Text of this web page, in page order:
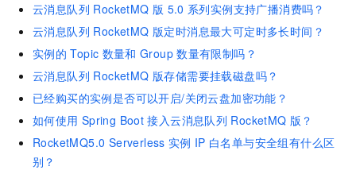
云消息队列 RocketMQ 版 5.0 系列实例支持广播消费吗？
云消息队列 RocketMQ 版定时消息最大可定时多长时间？
实例的 Topic 数量和 Group 数量有限制吗？
云消息队列 RocketMQ 版存储需要挂载磁盘吗？
已经购买的实例是否可以开启/关闭云盘加密功能？
如何使用 Spring Boot 接入云消息队列 RocketMQ 版？
RocketMQ5.0 Serverless 实例 IP 白名单与安全组有什么区
别？